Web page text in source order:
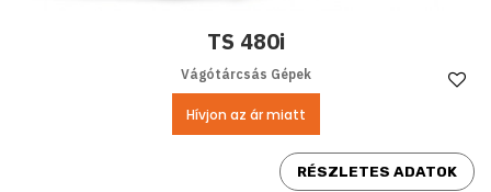
TS 480i
Vágótárcsás Gépek
Hívjon az ár miatt
RÉSZLETES ADATOK